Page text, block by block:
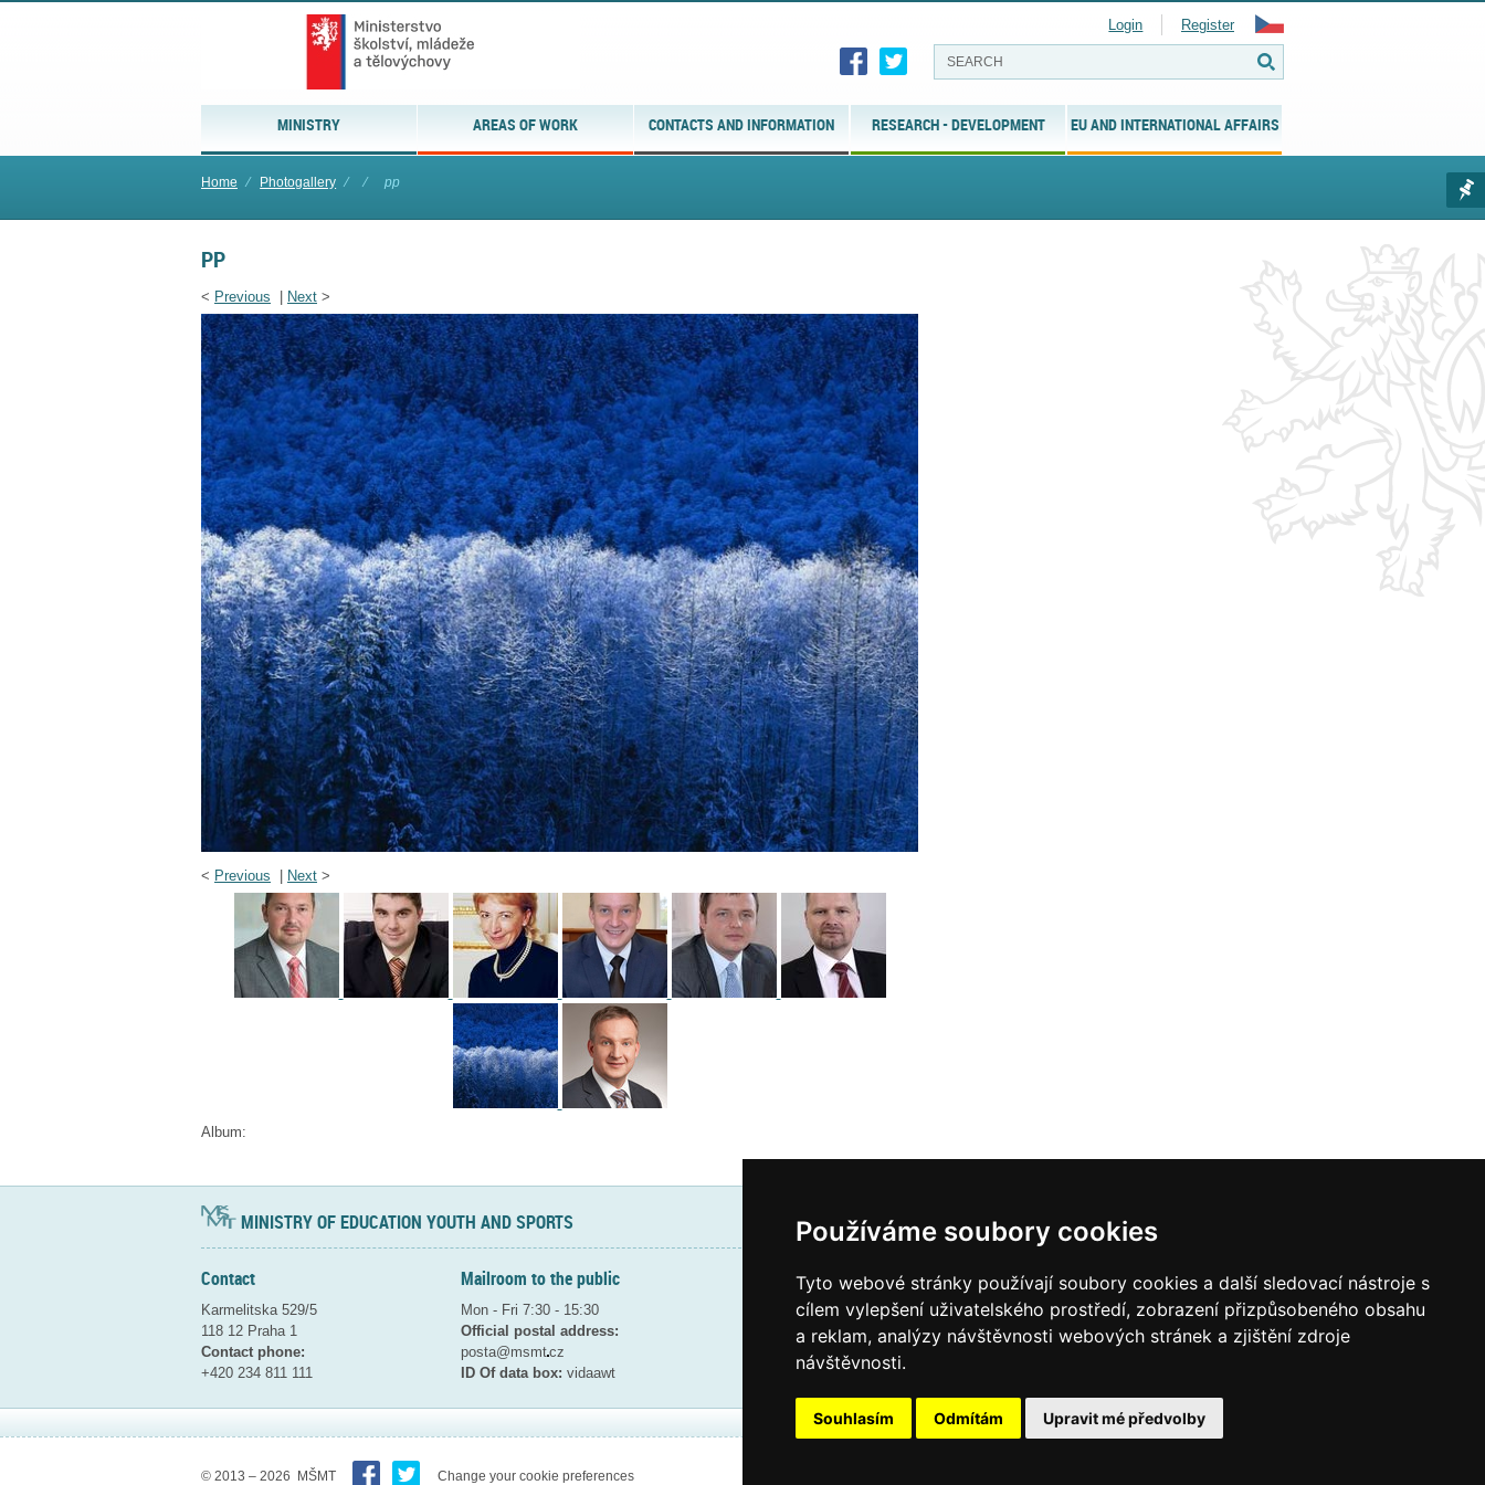
Používáme soubory cookies
Tyto webové stránky používají soubory cookies a další sledovací nástroje s
cílem vylepšení uživatelského prostředí, zobrazení přizpůsobeného obsahu
a reklam, analýzy návštěvnosti webových stránek a zjištění zdroje
návštěvnosti.
Souhlasím Odmítám Upravit mé předvolby
MINISTRY AREAS OF WORK CONTACTS AND INFORMATION RESEARCH - DEVELOPMENT EU AND INTERNATIONAL AFFAIRS
Login Register
Home ⁄ Photogallery ⁄ ⁄ pp
PP
< Previous Next >
< Previous Next >
Album:
MINISTRY OF EDUCATION YOUTH AND SPORTS Sitemap Contacts| Declaration of Web Content Accessibility
Contact
Karmelitska 529/5
118 12 Praha 1
Contact phone:
+420 234 811 111
Mailroom to the public
Mon - Fri 7:30 - 15:30
Official postal address:
posta@msmtcz
ID Of data box: vidaawt
Contact for media
tel.: +420 234 811 716
e-mail:press@msmtcz
Contact for public
tel. : +420 234 812 180
tel. : +420 234 811 725
e-mail:info@msmt
© 2013 – 2026 MŠMT Change your cookie preferences